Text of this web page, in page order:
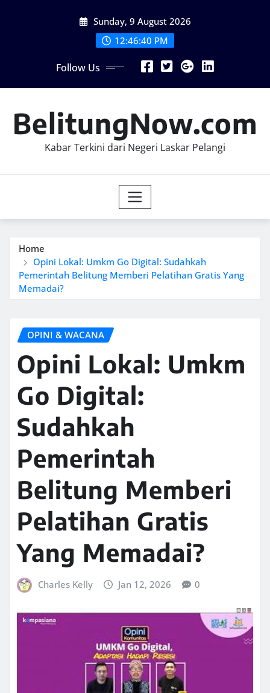
Sunday, 9 August 2026
12:46:42 PM
Follow Us
BelitungNow.com
Kabar Terkini dari Negeri Laskar Pelangi
Home
Opini Lokal: Umkm Go Digital: Sudahkah
Pemerintah Belitung Memberi Pelatihan Gratis Yang
Memadai?
OPINI & WACANA
Opini Lokal: Umkm
Go Digital:
Sudahkah
Pemerintah
Belitung Memberi
Pelatihan Gratis
Yang Memadai?
Charles Kelly Jan 12, 2026 0